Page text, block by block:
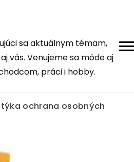
sa aktuálnym témam,
vás. Venujeme sa móde aj
práci i hobby.
ochrana osobných